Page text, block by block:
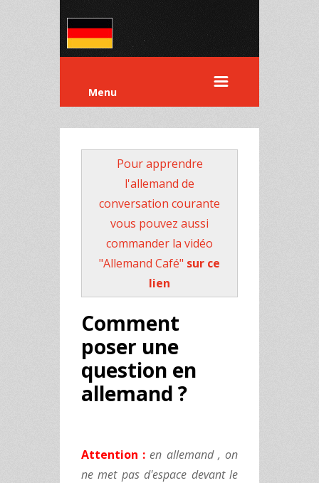
Menu
Pour apprendre
l'allemand de
conversation courante
vous pouvez aussi
commander la vidéo
"Allemand Café" sur ce
lien
Comment
poser une
question en
allemand ?
Attention :en allemand , on
ne met pas d'espace devant le